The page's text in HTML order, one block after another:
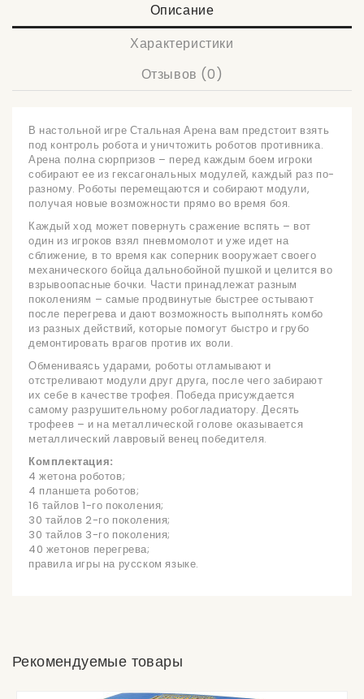
Описание
Характеристики
Отзывов (0)
В настольной игре Стальная Арена вам предстоит взять
под контроль робота и уничтожить роботов противника.
Арена полна сюрпризов – перед каждым боем игроки
собирают ее из гексагональных модулей, каждый раз по-
разному. Роботы перемещаются и собирают модули,
получая новые возможности прямо во время боя.
Каждый ход может повернуть сражение вспять – вот
один из игроков взял пневмомолот и уже идет на
сближение, в то время как соперник вооружает своего
механического бойца дальнобойной пушкой и целится во
взрывоопасные бочки. Части принадлежат разным
поколениям – самые продвинутые быстрее остывают
после перегрева и дают возможность выполнять комбо
из разных действий, которые помогут быстро и грубо
демонтировать врагов против их воли.
Обмениваясь ударами, роботы отламывают и
отстреливают модули друг друга, после чего забирают
их себе в качестве трофея. Победа присуждается
самому разрушительному робогладиатору. Десять
трофеев – и на металлической голове оказывается
металлический лавровый венец победителя.
Комплектация:
4 жетона роботов;
4 планшета роботов;
16 тайлов 1-го поколения;
30 тайлов 2-го поколения;
30 тайлов 3-го поколения;
40 жетонов перегрева;
правила игры на русском языке.
Рекомендуемые товары